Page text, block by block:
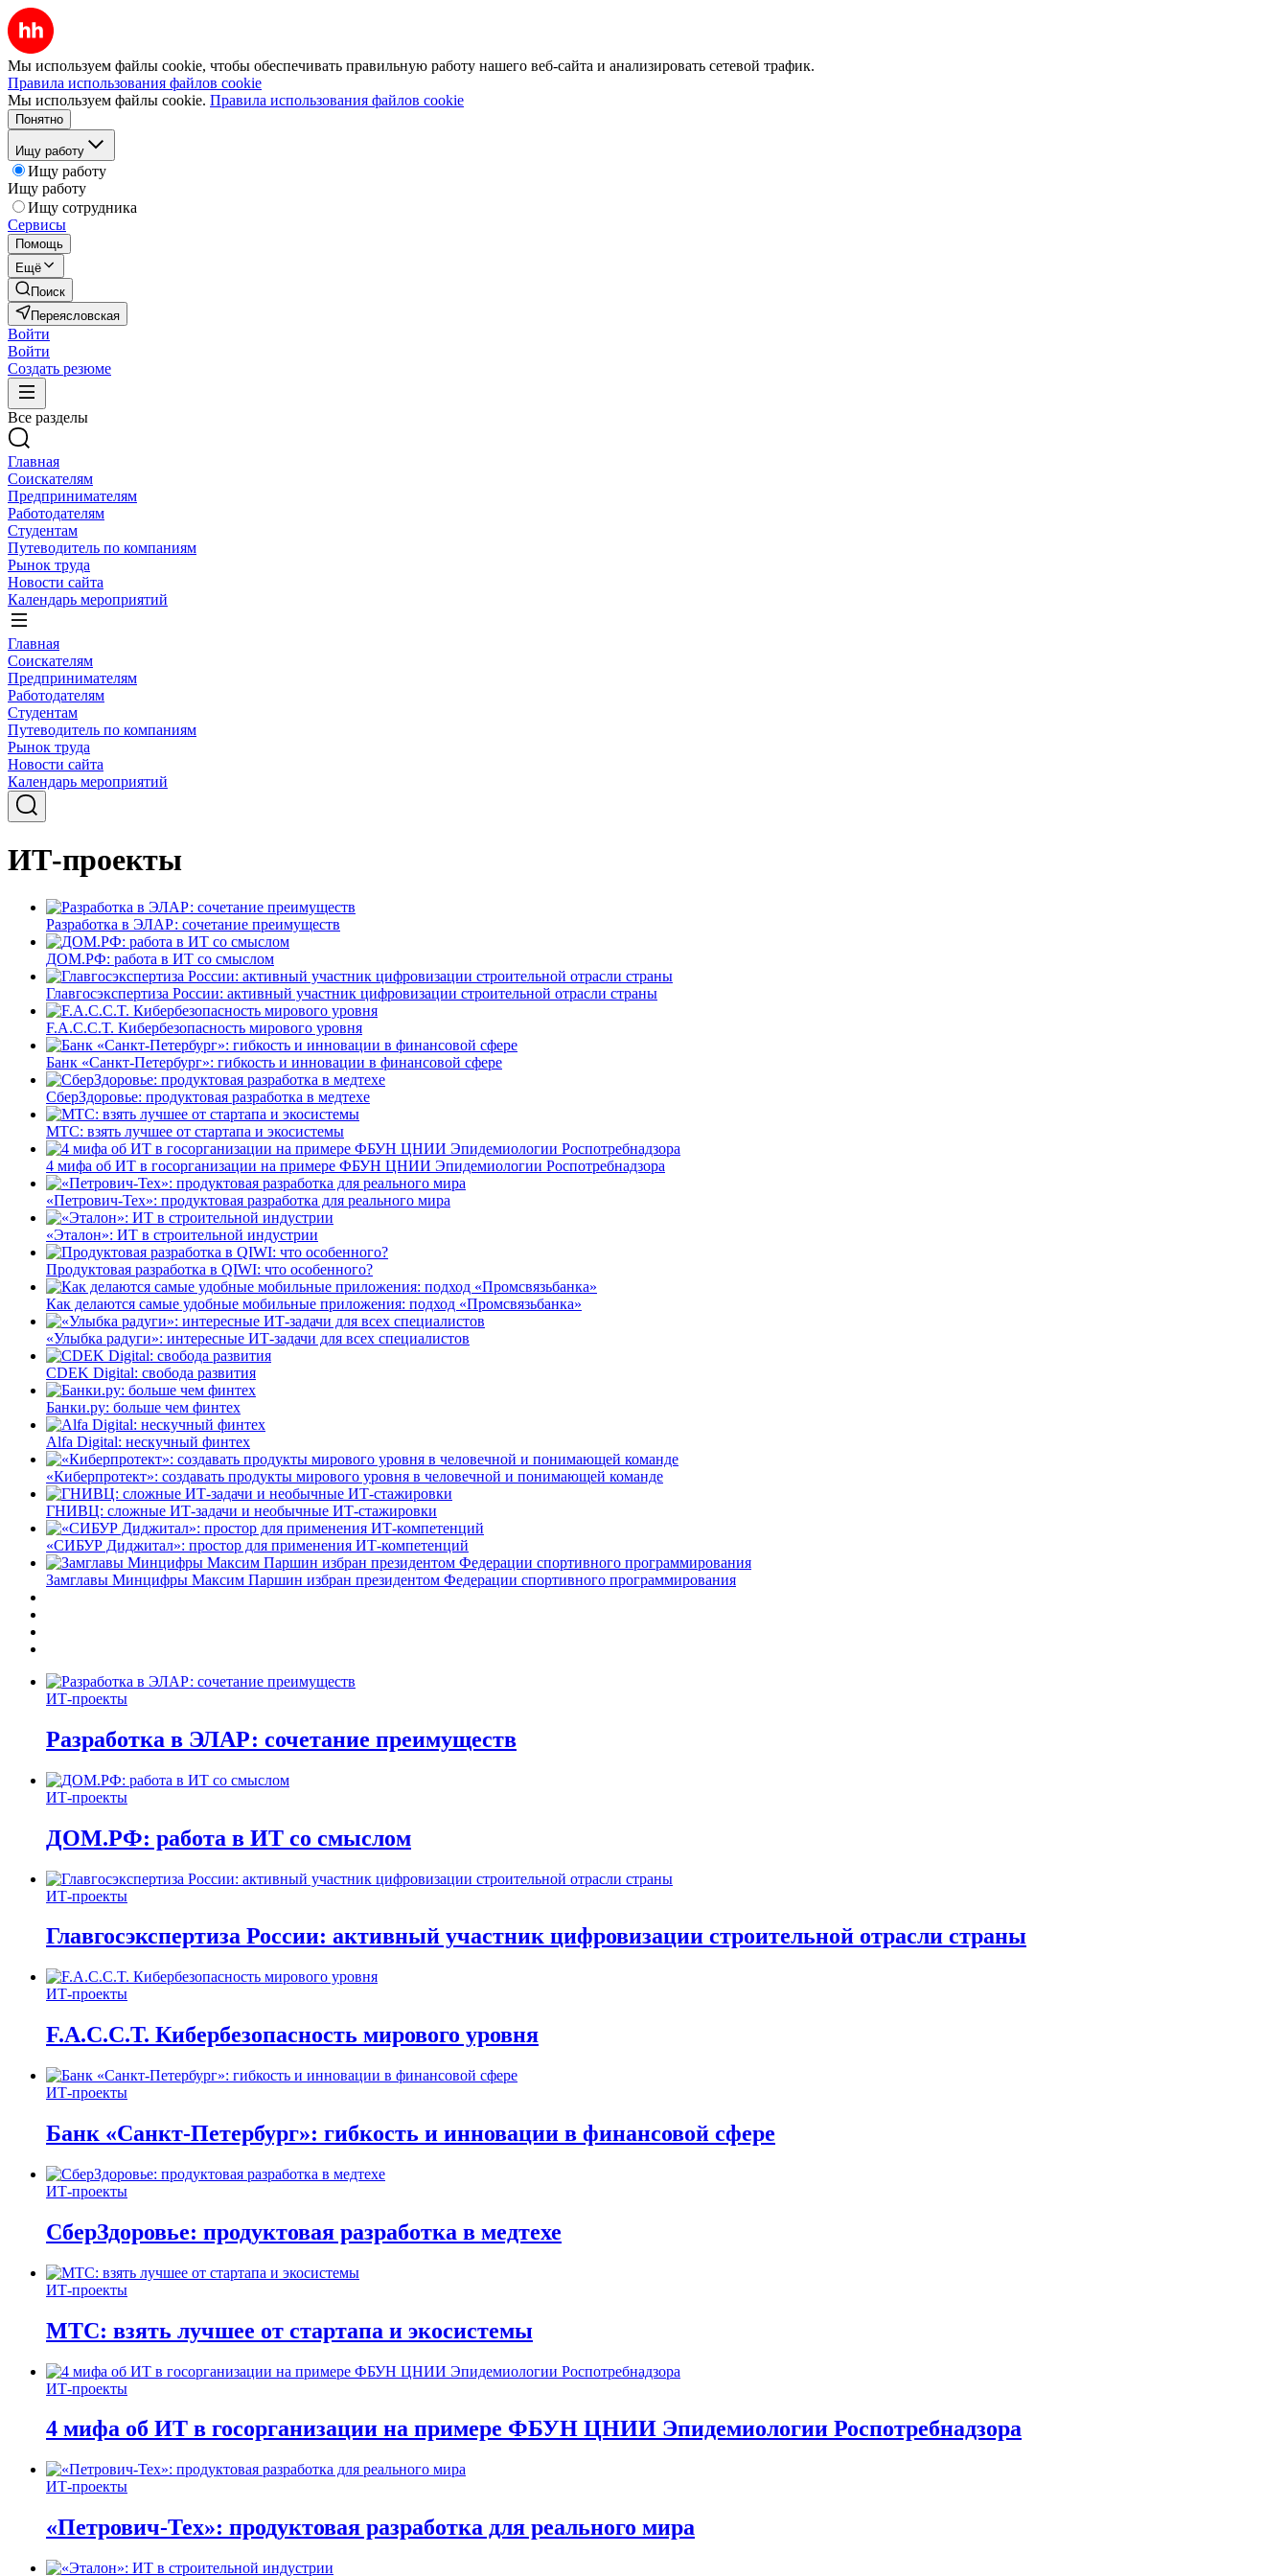
Мы используем файлы cookie, чтобы обеспечивать правильную работу нашего веб-сайта и анализировать сетевой трафик.
Правила использования файлов cookie
Мы используем файлы cookie. Правила использования файлов cookie
Понятно
Ищу работу
Ищу работу
Ищу работу
Ищу сотрудника
Сервисы
Помощь
Ещё
Поиск
Переясловская
Войти
Войти
Создать резюме
Все разделы
Главная
Соискателям
Предпринимателям
Работодателям
Студентам
Путеводитель по компаниям
Рынок труда
Новости сайта
Календарь мероприятий
Главная
Соискателям
Предпринимателям
Работодателям
Студентам
Путеводитель по компаниям
Рынок труда
Новости сайта
Календарь мероприятий
ИТ-проекты
Разработка в ЭЛАР: сочетание преимуществ
ДОМ.РФ: работа в ИТ со смыслом
Главгосэкспертиза России: активный участник цифровизации строительной отрасли страны
F.A.C.C.T. Кибербезопасность мирового уровня
Банк «Санкт-Петербург»: гибкость и инновации в финансовой сфере
СберЗдоровье: продуктовая разработка в медтехе
МТС: взять лучшее от стартапа и экосистемы
4 мифа об ИТ в госорганизации на примере ФБУН ЦНИИ Эпидемиологии Роспотребнадзора
«Петрович-Тех»: продуктовая разработка для реального мира
«Эталон»: ИТ в строительной индустрии
Продуктовая разработка в QIWI: что особенного?
Как делаются самые удобные мобильные приложения: подход «Промсвязьбанка»
«Улыбка радуги»: интересные ИТ-задачи для всех специалистов
CDEK Digital: свобода развития
Банки.ру: больше чем финтех
Alfa Digital: нескучный финтех
«Киберпротект»: создавать продукты мирового уровня в человечной и понимающей команде
ГНИВЦ: сложные ИТ‑задачи и необычные ИТ‑стажировки
«СИБУР Диджитал»: простор для применения ИТ-компетенций
Замглавы Минцифры Максим Паршин избран президентом Федерации спортивного программирования
ИТ-проекты
Разработка в ЭЛАР: сочетание преимуществ
ИТ-проекты
ДОМ.РФ: работа в ИТ со смыслом
ИТ-проекты
Главгосэкспертиза России: активный участник цифровизации строительной отрасли страны
ИТ-проекты
F.A.C.C.T. Кибербезопасность мирового уровня
ИТ-проекты
Банк «Санкт-Петербург»: гибкость и инновации в финансовой сфере
ИТ-проекты
СберЗдоровье: продуктовая разработка в медтехе
ИТ-проекты
МТС: взять лучшее от стартапа и экосистемы
ИТ-проекты
4 мифа об ИТ в госорганизации на примере ФБУН ЦНИИ Эпидемиологии Роспотребнадзора
ИТ-проекты
«Петрович-Тех»: продуктовая разработка для реального мира